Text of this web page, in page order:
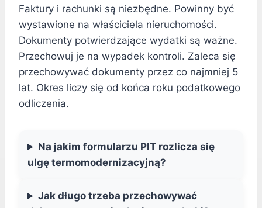
Faktury i rachunki są niezbędne. Powinny być
wystawione na właściciela nieruchomości.
Dokumenty potwierdzające wydatki są ważne.
Przechowuj je na wypadek kontroli. Zaleca się
przechowywać dokumenty przez co najmniej 5
lat. Okres liczy się od końca roku podatkowego
odliczenia.
Na jakim formularzu PIT rozlicza się
ulgę termomodernizacyjną?
Jak długo trzeba przechowywać